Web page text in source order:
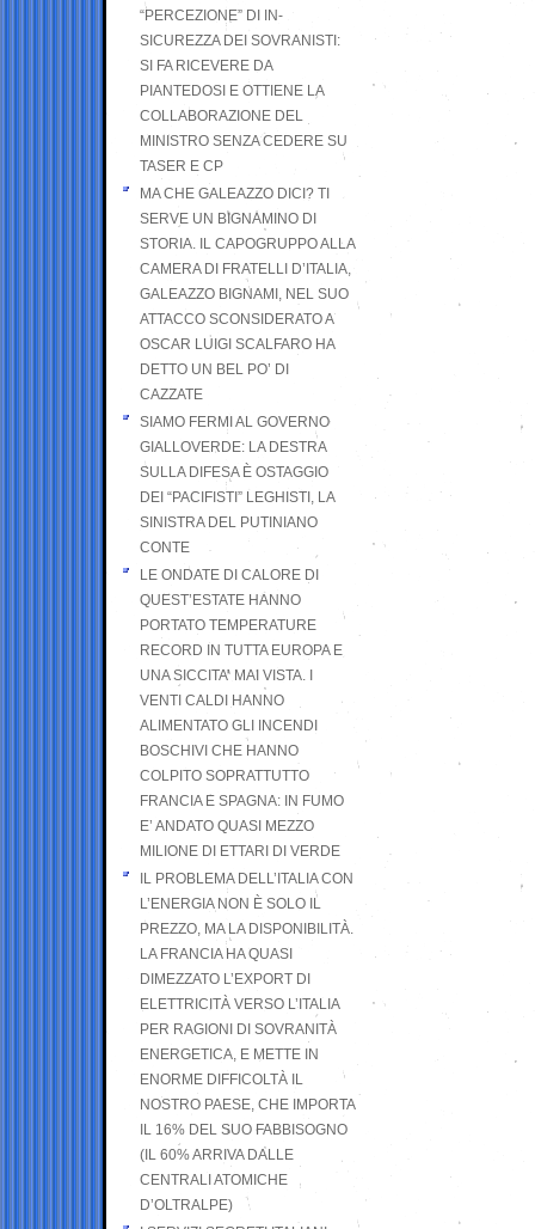
“PERCEZIONE” DI IN-
SICUREZZA DEI SOVRANISTI:
SI FA RICEVERE DA
PIANTEDOSI E OTTIENE LA
COLLABORAZIONE DEL
MINISTRO SENZA CEDERE SU
TASER E CP
MA CHE GALEAZZO DICI? TI
SERVE UN BIGNAMINO DI
STORIA. IL CAPOGRUPPO ALLA
CAMERA DI FRATELLI D’ITALIA,
GALEAZZO BIGNAMI, NEL SUO
ATTACCO SCONSIDERATO A
OSCAR LUIGI SCALFARO HA
DETTO UN BEL PO’ DI
CAZZATE
SIAMO FERMI AL GOVERNO
GIALLOVERDE: LA DESTRA
SULLA DIFESA È OSTAGGIO
DEI “PACIFISTI” LEGHISTI, LA
SINISTRA DEL PUTINIANO
CONTE
LE ONDATE DI CALORE DI
QUEST’ESTATE HANNO
PORTATO TEMPERATURE
RECORD IN TUTTA EUROPA E
UNA SICCITA’ MAI VISTA. I
VENTI CALDI HANNO
ALIMENTATO GLI INCENDI
BOSCHIVI CHE HANNO
COLPITO SOPRATTUTTO
FRANCIA E SPAGNA: IN FUMO
E’ ANDATO QUASI MEZZO
MILIONE DI ETTARI DI VERDE
IL PROBLEMA DELL’ITALIA CON
L’ENERGIA NON È SOLO IL
PREZZO, MA LA DISPONIBILITÀ.
LA FRANCIA HA QUASI
DIMEZZATO L’EXPORT DI
ELETTRICITÀ VERSO L’ITALIA
PER RAGIONI DI SOVRANITÀ
ENERGETICA, E METTE IN
ENORME DIFFICOLTÀ IL
NOSTRO PAESE, CHE IMPORTA
IL 16% DEL SUO FABBISOGNO
(IL 60% ARRIVA DALLE
CENTRALI ATOMICHE
D’OLTRALPE)